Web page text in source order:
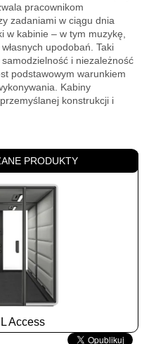
pracownikom
zadaniami w ciągu dnia
w kabinie – w tym muzykę,
upodobań. Taki
i niezależność
podstawowym warunkiem
Kabiny
konstrukcji i
PRODUKTY
Access